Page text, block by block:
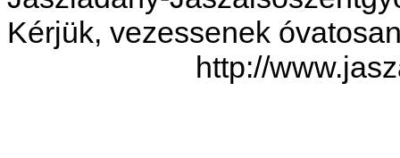
Kérjük, vezessenek
http://